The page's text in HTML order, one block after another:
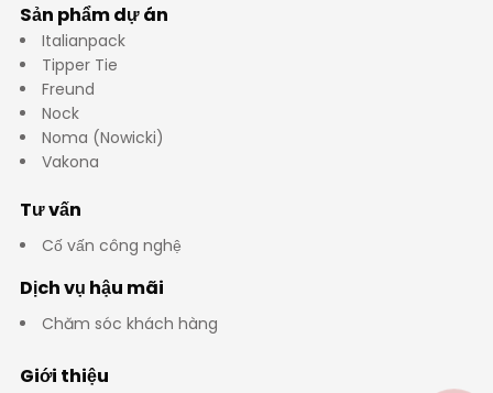
Sản phẩm dự án
Italianpack
Tipper Tie
Freund
Nock
Noma (Nowicki)
Vakona
Tư vấn
Cố vấn công nghệ
Dịch vụ hậu mãi
Chăm sóc khách hàng
Giới thiệu